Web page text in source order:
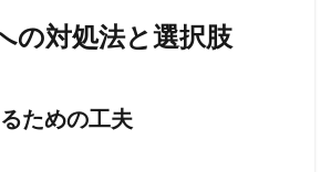
の対処法と選択肢
ための工夫